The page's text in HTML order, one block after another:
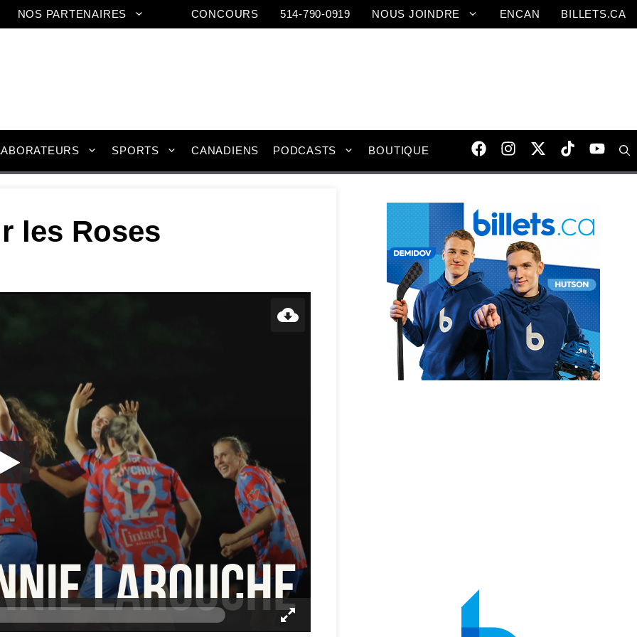
NOS PARTENAIRES CONCOURS 514-790-0919 NOUS JOINDRE ENCAN BILLETS.CA
SPORTS CANADIENS PODCASTS BOUTIQUE
les Roses